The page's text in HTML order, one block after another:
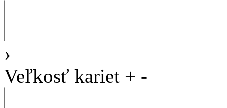
›
Veľkosť kariet + -